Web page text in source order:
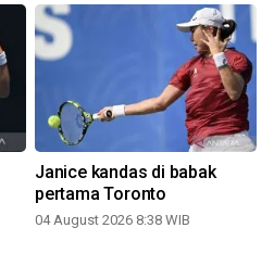
Janice kandas di babak
pertama Toronto
04 August 2026 8:38 WIB